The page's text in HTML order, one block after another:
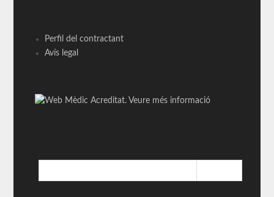
Perfil del contractant
Avís legal